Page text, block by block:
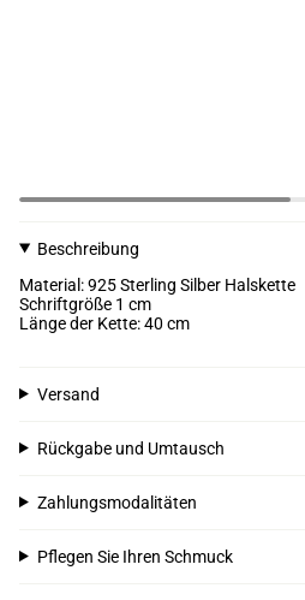
Beschreibung
Material: 925 Sterling Silber Halskette
Schriftgröße 1 cm
Länge der Kette: 40 cm
Versand
Rückgabe und Umtausch
Zahlungsmodalitäten
Pflegen Sie Ihren Schmuck